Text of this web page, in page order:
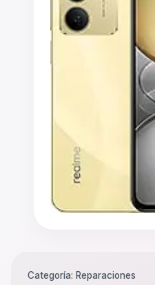
Categoría: Reparaciones